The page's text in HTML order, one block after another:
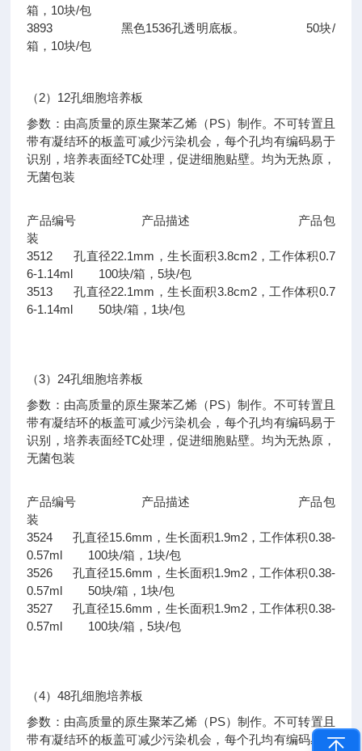
箱，10块/包
3893 黑色1536孔透明底板。 50块/
箱，10块/包
（2）12孔细胞培养板
参数：由高质量的原生聚苯乙烯（PS）制作。不可转置且
带有凝结环的板盖可减少污染机会，每个孔均有编码易于
识别，培养表面经TC处理，促进细胞贴壁。均为无热原，
无菌包装
产品编号 产品描述 产品包
装
3512 孔直径22.1mm，生长面积3.8cm2，工作体积0.7
6-1.14ml 100块/箱，5块/包
3513 孔直径22.1mm，生长面积3.8cm2，工作体积0.7
6-1.14ml 50块/箱，1块/包
（3）24孔细胞培养板
参数：由高质量的原生聚苯乙烯（PS）制作。不可转置且
带有凝结环的板盖可减少污染机会，每个孔均有编码易于
识别，培养表面经TC处理，促进细胞贴壁。均为无热原，
无菌包装
产品编号 产品描述 产品包
装
3524 孔直径15.6mm，生长面积1.9m2，工作体积0.38-
0.57ml 100块/箱，1块/包
3526 孔直径15.6mm，生长面积1.9m2，工作体积0.38-
0.57ml 50块/箱，1块/包
3527 孔直径15.6mm，生长面积1.9m2，工作体积0.38-
0.57ml 100块/箱，5块/包
（4）48孔细胞培养板
参数：由高质量的原生聚苯乙烯（PS）制作。不可转置且
带有凝结环的板盖可减少污染机会，每个孔均有编码易于